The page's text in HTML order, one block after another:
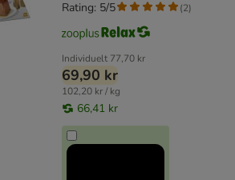
Individuelt 77,70 kr
69,90 kr
102,20 kr / kg
66,41 kr
Rating: 5/5 (2)